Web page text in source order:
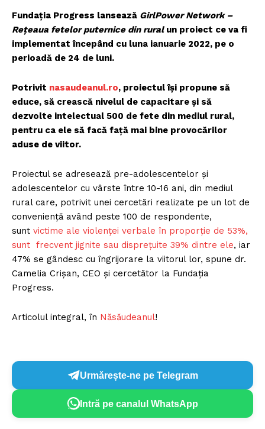
Fundația Progress lansează GirlPower Network –
Rețeaua fetelor puternice din ruralun proiect ce va fi
implementat începând cu luna ianuarie 2022, pe o
perioadă de 24 de luni.
Potrivit nasaudeanul.ro, proiectul își propune să
educe, să crească nivelul de capacitare și să
dezvolte intelectual 500 de fete din mediul rural,
pentru ca ele să facă față mai bine provocărilor
aduse de viitor.
Proiectul se adresează pre-adolescentelor și
adolescentelor cu vârste între 10-16 ani, din mediul
rural care, potrivit unei cercetări realizate pe un lot de
conveniență având peste 100 de respondente,
sunt victime ale violenței verbale în proporție de 53%,
sunt frecvent jignite sau disprețuite 39% dintre ele, iar
47% se gândesc cu îngrijorare la viitorul lor, spune dr.
Camelia Crișan, CEO și cercetător la Fundația
Progress.
Articolul integral, în Năsăudeanul!
Urmărește-ne pe Telegram
Intră pe canalul WhatsApp